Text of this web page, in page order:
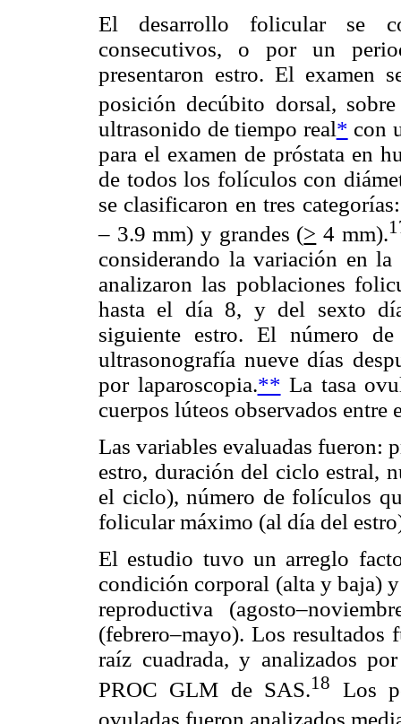
El desarrollo folicular se
consecutivos, o por un
presentaron estro. El examen
posición decúbito dorsal,
ultrasonido de tiempo real* con
para el examen de próstata en
de todos los folículos con
se clasificaron en tres
– 3.9 mm) y grandes (> 4 mm).
considerando la variación en
analizaron las poblaciones
hasta el día 8, y del sexto
siguiente estro. El número
ultrasonografía nueve días
por laparoscopia.** La tasa
cuerpos lúteos observados
Las variables evaluadas fueron:
estro, duración del ciclo estral,
el ciclo), número de folículos
folicular máximo (al día del
El estudio tuvo un arreglo
condición corporal (alta y baja)
reproductiva
(febrero–mayo). Los resultados
raíz cuadrada, y analizados
PROC GLM de SAS.18
Los
ovuladas fueron analizados